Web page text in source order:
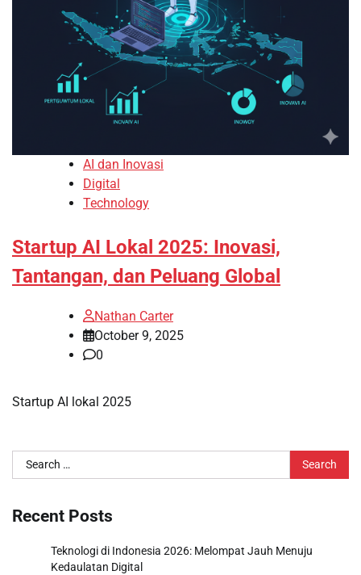
AI dan Inovasi
Digital
Technology
Startup AI Lokal 2025: Inovasi,
Tantangan, dan Peluang Global
Nathan Carter
October 9, 2025
0
Startup AI lokal 2025
Search
for:
Recent Posts
Teknologi di Indonesia 2026: Melompat Jauh Menuju
Kedaulatan Digital